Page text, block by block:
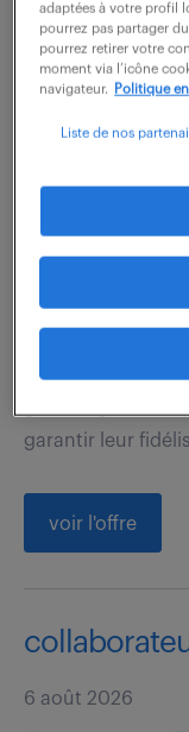
voir l'offre
7 août 2026
En totale
diversifié
garantir leur
voir l'offre
6 août 2026
adaptées à votre profil
pourrez pas partager
pourrez retirer votre
moment via l’icône
navigateur.
Politique
Liste de nos